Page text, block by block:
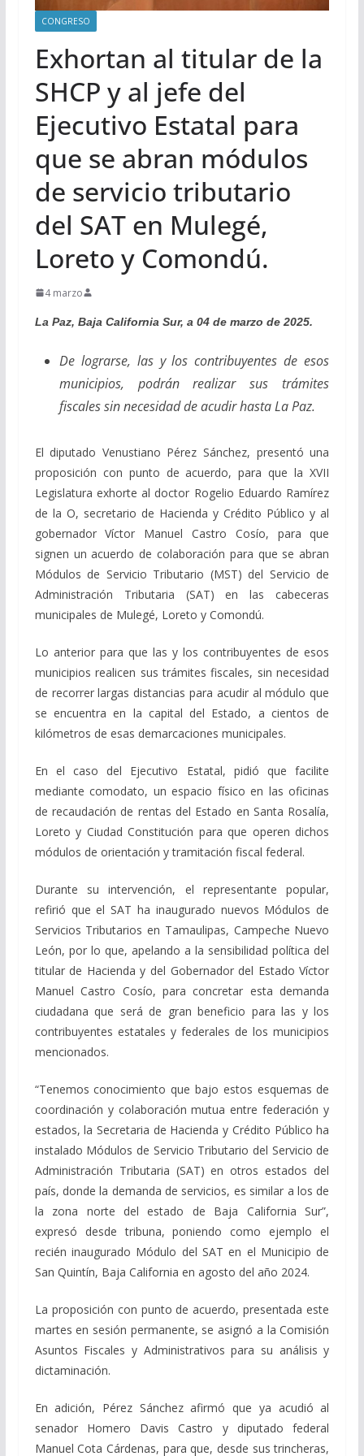
CONGRESO
Exhortan al titular de la
SHCP y al jefe del
Ejecutivo Estatal para
que se abran módulos
de servicio tributario
del SAT en Mulegé,
Loreto y Comondú.
4 marzo
La Paz, Baja California Sur, a 04 de marzo de 2025.
De lograrse, las y los contribuyentes de esos
municipios, podrán realizar sus trámites
fiscales sin necesidad de acudir hasta La Paz.
El diputado Venustiano Pérez Sánchez, presentó una
proposición con punto de acuerdo, para que la XVII
Legislatura exhorte al doctor Rogelio Eduardo Ramírez
de la O, secretario de Hacienda y Crédito Público y al
gobernador Víctor Manuel Castro Cosío, para que
signen un acuerdo de colaboración para que se abran
Módulos de Servicio Tributario (MST) del Servicio de
Administración Tributaria (SAT) en las cabeceras
municipales de Mulegé, Loreto y Comondú.
Lo anterior para que las y los contribuyentes de esos
municipios realicen sus trámites fiscales, sin necesidad
de recorrer largas distancias para acudir al módulo que
se encuentra en la capital del Estado, a cientos de
kilómetros de esas demarcaciones municipales.
En el caso del Ejecutivo Estatal, pidió que facilite
mediante comodato, un espacio físico en las oficinas
de recaudación de rentas del Estado en Santa Rosalía,
Loreto y Ciudad Constitución para que operen dichos
módulos de orientación y tramitación fiscal federal.
Durante su intervención, el representante popular,
refirió que el SAT ha inaugurado nuevos Módulos de
Servicios Tributarios en Tamaulipas, Campeche Nuevo
León, por lo que, apelando a la sensibilidad política del
titular de Hacienda y del Gobernador del Estado Víctor
Manuel Castro Cosío, para concretar esta demanda
ciudadana que será de gran beneficio para las y los
contribuyentes estatales y federales de los municipios
mencionados.
“Tenemos conocimiento que bajo estos esquemas de
coordinación y colaboración mutua entre federación y
estados, la Secretaria de Hacienda y Crédito Público ha
instalado Módulos de Servicio Tributario del Servicio de
Administración Tributaria (SAT) en otros estados del
país, donde la demanda de servicios, es similar a los de
la zona norte del estado de Baja California Sur”,
expresó desde tribuna, poniendo como ejemplo el
recién inaugurado Módulo del SAT en el Municipio de
San Quintín, Baja California en agosto del año 2024.
La proposición con punto de acuerdo, presentada este
martes en sesión permanente, se asignó a la Comisión
Asuntos Fiscales y Administrativos para su análisis y
dictaminación.
En adición, Pérez Sánchez afirmó que ya acudió al
senador Homero Davis Castro y diputado federal
Manuel Cota Cárdenas, para que, desde sus trincheras,